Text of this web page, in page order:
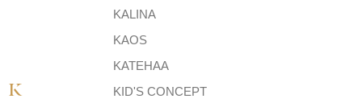
K
KALINA
KAOS
KATEHAA
KID'S CONCEPT